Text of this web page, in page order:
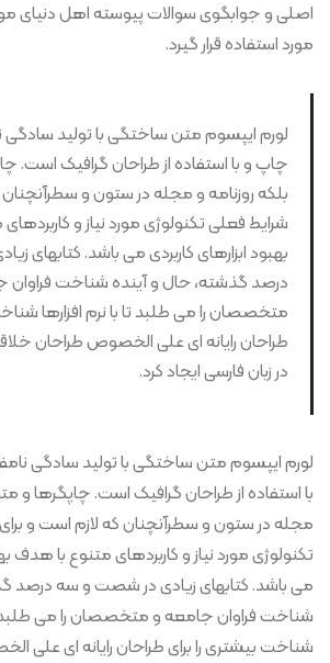
اصلی و جوابگوی سوالات پیوسته اهل دنیای
مورد استفاده قرار گیرد.
لورم ایپسوم متن ساختگی با تولید
چاپ و با استفاده از طراحان گرافیک است.
بلکه روزنامه و مجله در ستون و سطرآنچنان
شرایط فعلی تکنولوژی مورد نیاز و
بهبود ابزارهای کاربردی می باشد. کتابهای
درصد گذشته، حال و آینده شناخت فراوان
متخصصان را می طلبد تا با نرم افزارها
طراحان رایانه ای علی الخصوص طراحان
در زبان فارسی ایجاد کرد.
لورم ایپسوم متن ساختگی با تولید سادگی
با استفاده از طراحان گرافیک است. چاپگرها و
مجله در ستون و سطرآنچنان که لازم است و
تکنولوژی مورد نیاز و کاربردهای متنوع با هدف
می باشد. کتابهای زیادی در شصت و سه درصد
شناخت فراوان جامعه و متخصصان را می طلبد تا
شناخت بیشتری را برای طراحان رایانه ای علی